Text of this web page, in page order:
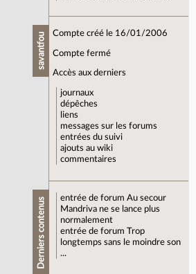
savantfou Compte créé le 16/01/2006
Compte fermé
Accès aux derniers
journaux
dépêches
liens
messages sur les forums
entrées du suivi
ajouts au wiki
commentaires
Derniers contenus entrée de forum Au secour
Mandriva ne se lance plus
normalement
entrée de forum Trop
longtemps sans le moindre son
...